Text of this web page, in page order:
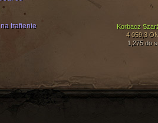
Korbacz
4 059,3
1,275 do
trafienie